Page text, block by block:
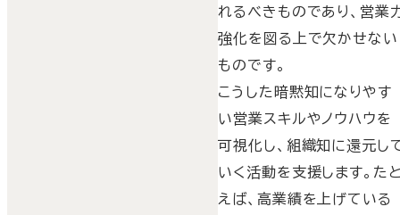
れるべきものであり、営業
強化を図る上で欠かせない
ものです。
こうした暗黙知になりやす
い営業スキルやノウハウを
可視化し、組織知に還元し
いく活動を支援します。た
えば、高業績を上げている